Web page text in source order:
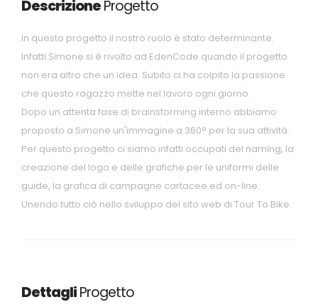
DescrizioneProgetto
In questo progetto il nostro ruolo è stato determinante.
Infatti Simone si è rivolto ad EdenCode quando il progetto
non era altro che un idea. Subito ci ha colpito la passione
che questo ragazzo mette nel lavoro ogni giorno.
Dopo un attenta fase di brainstorming interno abbiamo
proposto a Simone un'immagine a 360° per la sua attività.
Per questo progetto ci siamo infatti occupati del naming, la
creazione del logo e delle grafiche per le uniformi delle
guide, la grafica di campagne cartacee ed on-line.
Unendo tutto ciò nello sviluppo del sito web di Tour To Bike.
DettagliProgetto